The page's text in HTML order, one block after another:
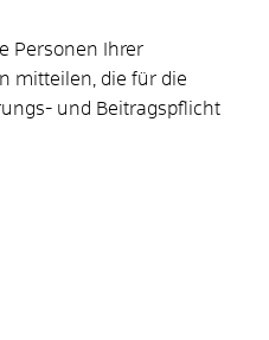
Personen Ihrer
mitteilen, die für die
und Beitragspflicht